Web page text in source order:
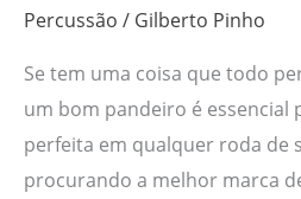
Percussão / Gilberto Pinho
Se tem uma coisa que todo
um bom pandeiro é essencial
perfeita em qualquer roda de
procurando a melhor marca